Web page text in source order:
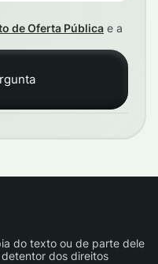
de Oferta Pública e a
do texto ou de parte dele
dos direitos